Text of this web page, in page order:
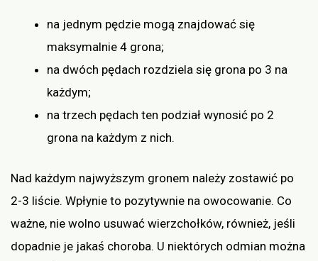
na jednym pędzie mogą znajdować się
maksymalnie 4 grona;
na dwóch pędach rozdziela się grona po 3 na
każdym;
na trzech pędach ten podział wynosić po 2
grona na każdym z nich.
Nad każdym najwyższym gronem należy zostawić po
2-3 liście. Wpłynie to pozytywnie na owocowanie. Co
ważne, nie wolno usuwać wierzchołków, również, jeśli
dopadnie je jakaś choroba. U niektórych odmian można